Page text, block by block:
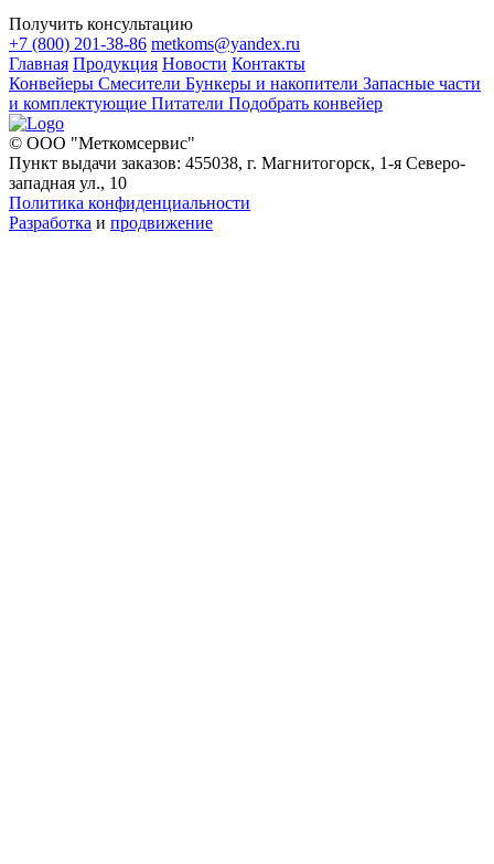
Получить консультацию
+7 (800) 201-38-86 metkoms@yandex.ru
Главная Продукция Новости Контакты
Конвейеры Смесители Бункеры и накопители Запасные части
и комплектующие Питатели Подобрать конвейер
© ООО "Меткомсервис"
Пункт выдачи заказов: 455038, г. Магнитогорск, 1-я Северо-
западная ул., 10
Политика конфиденциальности
Разработка и продвижение